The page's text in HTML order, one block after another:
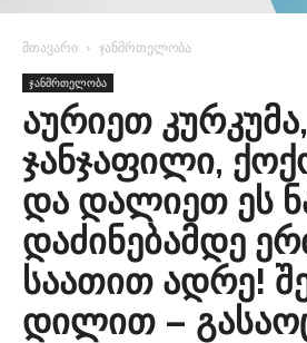
მთავარი ჯანმრთელობა
ჯანმრთელობა
აურიეთ კურკუმა,
ჯანჯაფილი,
და დალიეთ ეს
დაძინებამდე
საათით ადრე!
დილით –